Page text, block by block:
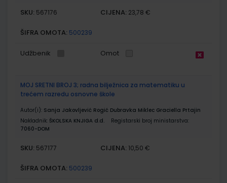
SKU: 567176 CIJENA: 23,78 €
ŠIFRA OMOTA: 500239
Udžbenik Omot
MOJ SRETNI BROJ 3; radna bilježnica za matematiku u
trećem razredu osnovne škole
Autor(i): Sanja Jakovljević Rogić Dubravka Miklec Graciella Prtajin
Nakladnik: ŠKOLSKA KNJIGA d.d.
Registarski broj ministarstva:
7060-DOM
SKU: 567177 CIJENA: 10,50 €
ŠIFRA OMOTA: 500239